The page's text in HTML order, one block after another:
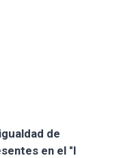
de
en el "I